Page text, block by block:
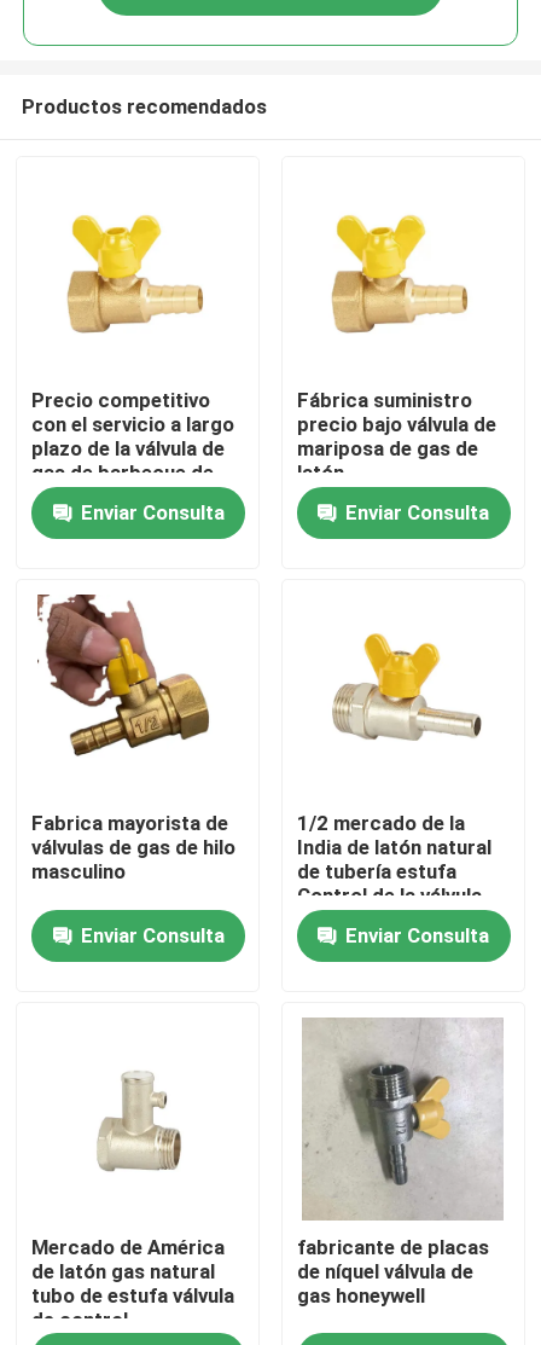
Hogar
Productos
Viaje de la fábrica
Control de calidad
Pida una cita
Válvula de cobre amarillo del grifo
Válvula de ángulo de cobre amarillo
Válvula de bola de latón
Productos recomendados
Precio competitivo
con el servicio a largo
plazo de la válvula de
gas de barbecue de
latón
Enviar Consulta
Fábrica suministro
precio bajo válvula de
mariposa de gas de
latón
Enviar Consulta
Fabrica mayorista de
válvulas de gas de hilo
masculino
Enviar Consulta
1/2 mercado de la
India de latón natural
de tubería estufa
Control de la válvula
de gas
Enviar Consulta
Mercado de América
de latón gas natural
tubo de estufa válvula
de control
fabricante de placas
de níquel válvula de
gas honeywell